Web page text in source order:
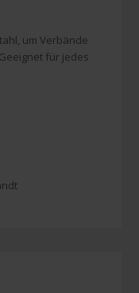
um Verbände
für jedes